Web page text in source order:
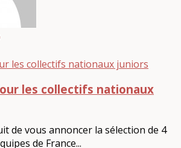
les collectifs nationaux
de vous annoncer la sélection de 4
de France...